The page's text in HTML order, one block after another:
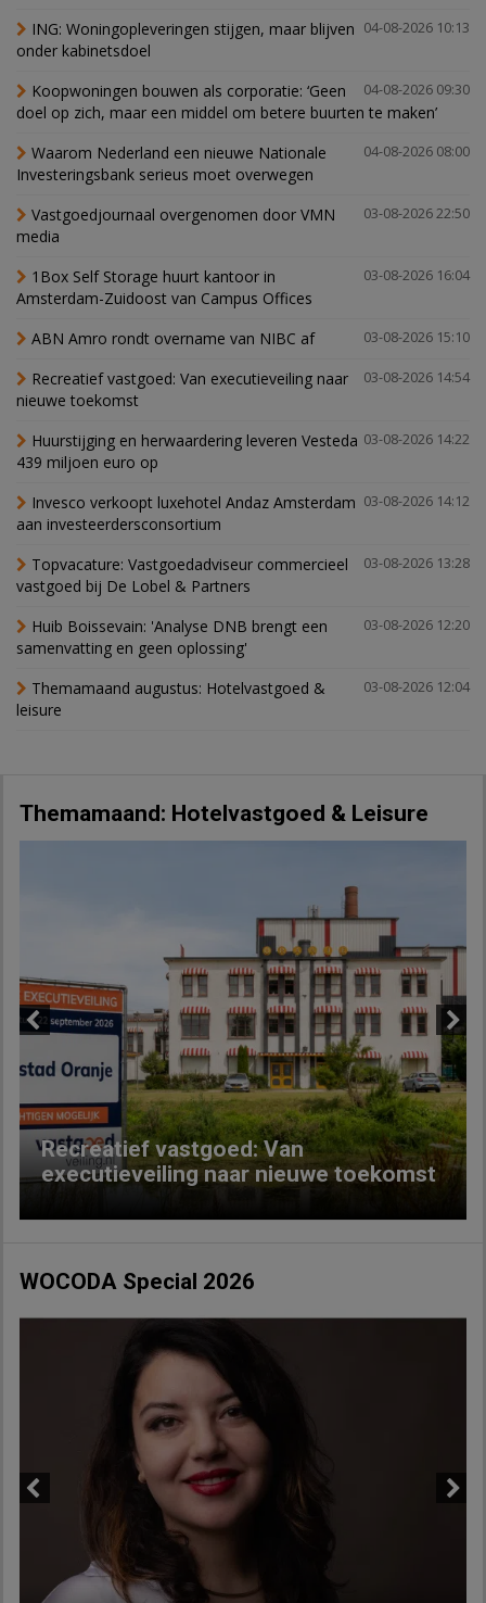
04-08-2026 10:13
ING: Woningopleveringen stijgen, maar blijven
onder kabinetsdoel
04-08-2026 09:30
Koopwoningen bouwen als corporatie: ‘Geen
doel op zich, maar een middel om betere buurten te maken’
04-08-2026 08:00
Waarom Nederland een nieuwe Nationale
Investeringsbank serieus moet overwegen
03-08-2026 22:50
Vastgoedjournaal overgenomen door VMN
media
03-08-2026 16:04
1Box Self Storage huurt kantoor in
Amsterdam-Zuidoost van Campus Offices
03-08-2026 15:10
ABN Amro rondt overname van NIBC af
03-08-2026 14:54
Recreatief vastgoed: Van executieveiling naar
nieuwe toekomst
03-08-2026 14:22
Huurstijging en herwaardering leveren Vesteda
439 miljoen euro op
03-08-2026 14:12
Invesco verkoopt luxehotel Andaz Amsterdam
aan investeerdersconsortium
03-08-2026 13:28
Topvacature: Vastgoedadviseur commercieel
vastgoed bij De Lobel & Partners
03-08-2026 12:20
Huib Boissevain: 'Analyse DNB brengt een
samenvatting en geen oplossing'
03-08-2026 12:04
Themamaand augustus: Hotelvastgoed &
leisure
Themamaand: Hotelvastgoed & Leisure
Recreatief vastgoed: Van
executieveiling naar nieuwe toekomst
Next
WOCODA Special 2026